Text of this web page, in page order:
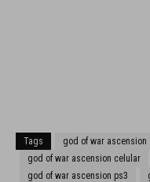
Tags god of war ascension
god of war ascension celular
god of war ascension ps3